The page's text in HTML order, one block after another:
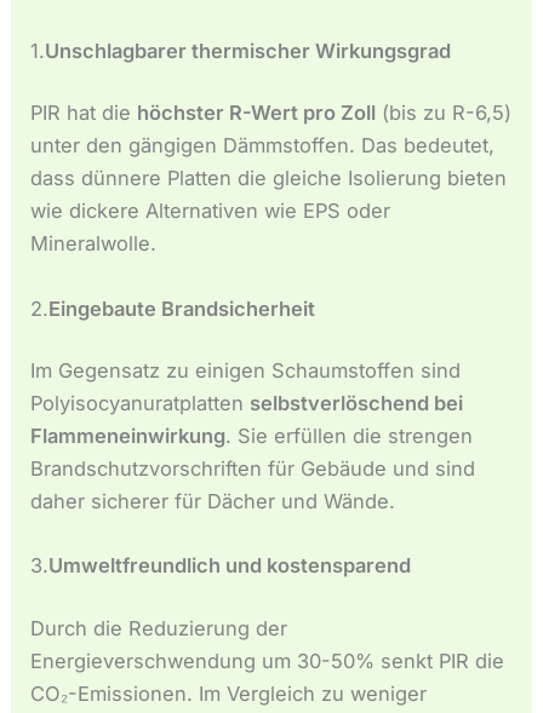
1.Unschlagbarer thermischer Wirkungsgrad
PIR hat die höchster R-Wert pro Zoll (bis zu R-6,5)
unter den gängigen Dämmstoffen. Das bedeutet,
dass dünnere Platten die gleiche Isolierung bieten
wie dickere Alternativen wie EPS oder
Mineralwolle.
2.Eingebaute Brandsicherheit
Im Gegensatz zu einigen Schaumstoffen sind
Polyisocyanuratplatten selbstverlöschend bei
Flammeneinwirkung. Sie erfüllen die strengen
Brandschutzvorschriften für Gebäude und sind
daher sicherer für Dächer und Wände.
3.Umweltfreundlich und kostensparend
Durch die Reduzierung der
Energieverschwendung um 30-50% senkt PIR die
CO₂-Emissionen. Im Vergleich zu weniger